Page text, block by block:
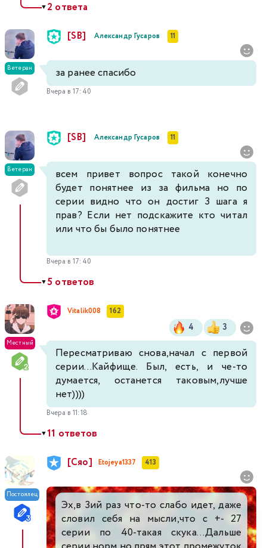
▼2 ответа
Ветеран
[SB] Александр Гусаров 11
за ранее спасибо
Вчера в 17:40
Ветеран
[SB] Александр Гусаров 11
всем привет вопрос такой конечно
будет понятнее из за фильма но по
серии видно что он достиг 3 шага я
прав? Если нет подскажите кто читал
или что бы было понятнее
Вчера в 17:40
▼5 ответов
Местный
Vitalik008 162
4 3
Пересматриваю снова,начал с первой
серии...Кайфище. Был, есть, и че-то
думается, останется таковым,лучше
нет))))
Вчера в 11:18
▼11 ответов
Постоялец
[Сяо] Etojeya1337 413
Эх,в 3ий раз что-то слабо идет, даже
словил себя на мысли,что с +- 27
серии по 40-такая скука...Дальше